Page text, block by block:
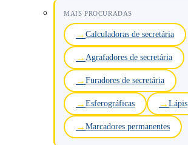
MAIS PROCURADAS
Calculadoras de secretária
Agrafadores de secretária
Furadores de secretária
Esferográficas Lápis
Marcadores permanentes